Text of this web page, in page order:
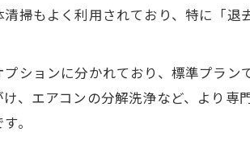
退去や入居前の
入居前にお
賃貸物件向
掃もよく利用されており、特に「
ションに分かれており、標準プラ
、エアコンの分解洗浄など、より
。